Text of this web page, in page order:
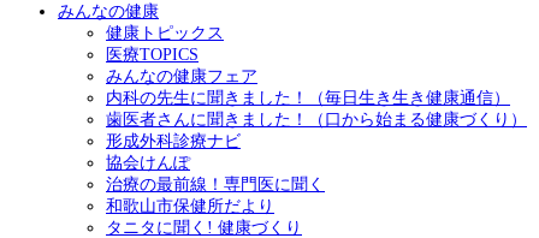
みんなの健康
健康トピックス
医療TOPICS
みんなの健康フェア
内科の先生に聞きました！（毎日生き生き健康通信）
歯医者さんに聞きました！（口から始まる健康づくり）
形成外科診療ナビ
協会けんぽ
治療の最前線！専門医に聞く
和歌山市保健所だより
タニタに聞く! 健康づくり